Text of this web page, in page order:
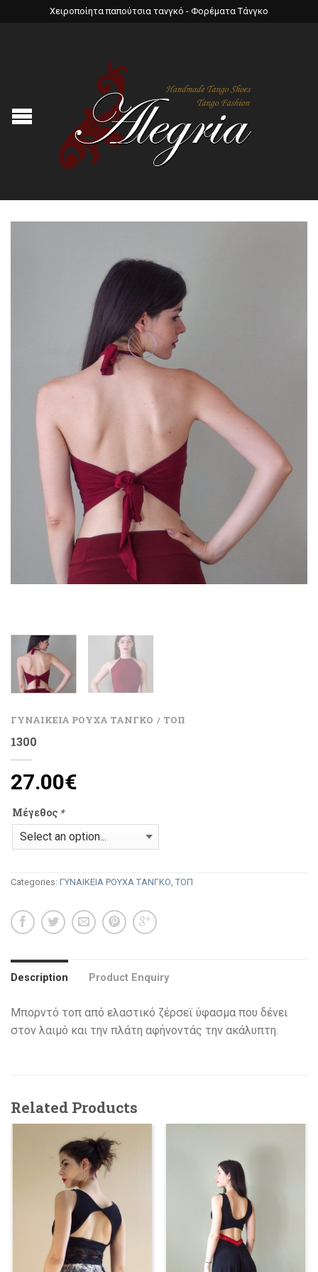
Χειροποίητα παπούτσια τανγκό - Φορέματα Τάνγκο
ΓΥΝΑΙΚΕΙΑ ΡΟΥΧΑ ΤΑΝΓΚΟ / ΤΟΠ
1300
27.00€
Μέγεθος *
Categories: ΓΥΝΑΙΚΕΙΑ ΡΟΥΧΑ ΤΑΝΓΚΟ ΤΟΠ
Description Product Enquiry
Μπορντό τοπ από ελαστικό ζέρσεϊ ύφασμα που δένει
στον λαιμό και την πλάτη αφήνοντάς την ακάλυπτη.
Related Products